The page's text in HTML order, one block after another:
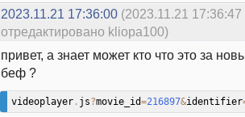
2023.11.21 17:36:00 (2023.11.21 17:36:47
отредактировано kliopa100)
привет, а знает может кто что это за
беф ?
videoplayer. js?movie_id=216897&identifier